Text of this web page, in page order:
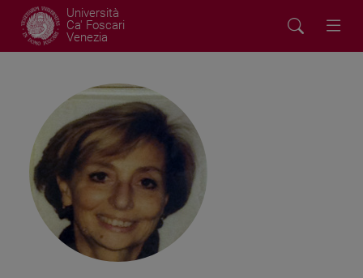
Università
Ca' Foscari
Venezia